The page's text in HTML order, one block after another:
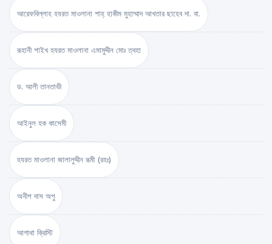
আরেফবিল্লাহ হযরত মাওলানা শাহ্ হাকীম মুহাম্মাদ আখতার ছাহেব দা. বা.
রূহানী শাইখ হযরত মাওলানা এমামুদ্দীন মোঃ ত্বহা
ড. আলী তানতাভী
আইনুল হক কাসেমী
হযরত মাওলানা জালালুদ্দীন রূমী (রহঃ)
অনীশ দাস অপু
আগাথা ক্রিস্টি